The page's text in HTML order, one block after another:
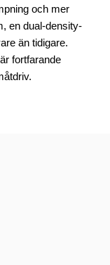
och mer
en dual-density-
än tidigare.
fortfarande